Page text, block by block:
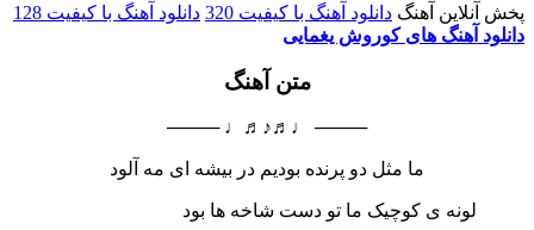
پخش آنلاین آهنگ دانلود آهنگ با کیفیت 320
دانلود آهنگ با کیفیت 128
دانلود آهنگ های کوروش یغمایی
متن آهنگ
──── ♩♬♪♬♩ ────
ما مثل دو پرنده بودیم در بیشه ای مه آلود
لونه ی کوچیک ما تو دست شاخه ها بود